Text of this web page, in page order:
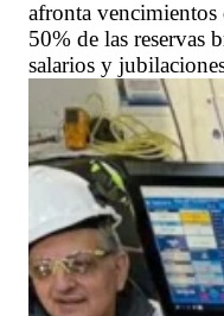
afronta vencimientos
50% de las reservas
salarios y